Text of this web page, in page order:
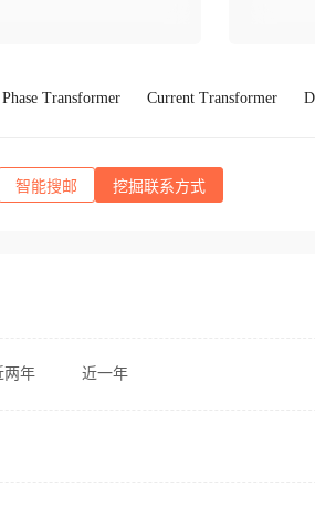
Transformer Current Transformer
智能搜邮 挖掘联系方式
两年 近一年